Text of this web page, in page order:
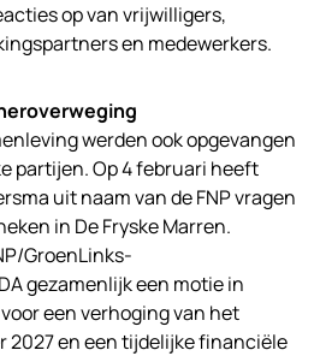
op van vrijwilligers,
en medewerkers.
werden ook opgevangen
partijen. Op 4 februari heeft
uit naam van de FNP vragen
in De Fryske Marren.
GroenLinks-
gezamenlijk een motie in
een verhoging van het
2027 en een tijdelijke financiële